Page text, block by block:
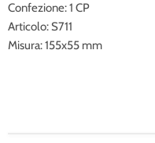
Confezione: 1 CP
Articolo: S711
Misura: 155x55 mm